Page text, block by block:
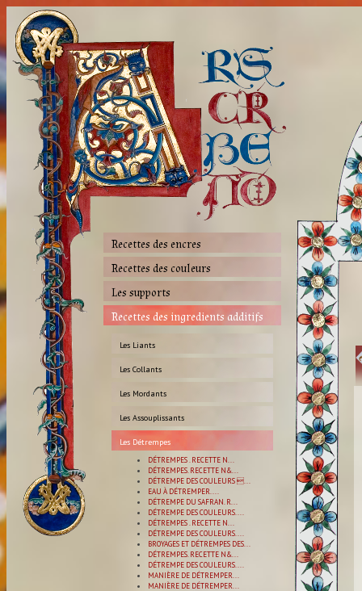
Recettes des encres
Recettes des couleurs
Les supports
Recettes des ingredients additifs
Les Liants
Les Collants
Les Mordants
Les Assouplissants
Les Détrempes
DÉTREMPES . RECETTE N...
DÉTREMPES. RECETTE N&...
DÉTREMPE DES COULEURS ...
EAU À DÉTREMPER....
DÉTREMPE DU SAFRAN. R...
DÉTREMPE DES COULEURS....
DÉTREMPES . RECETTE N...
DÉTREMPE DES COULEURS....
BROYAGES ET DÉTREMPES DES...
DÉTREMPES. RECETTE N&...
DÉTREMPE DES COULEURS....
MANIÈRE DE DÉTREMPER...
MANIÈRE DE DÉTREMPER...